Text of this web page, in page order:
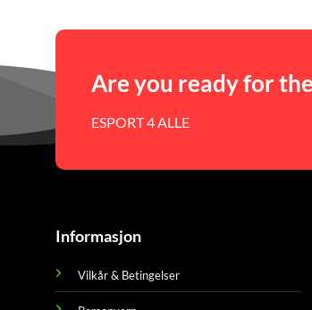
Are you ready for
ESPORT 4 ALLE
Informasjon
Vilkår & Betingelser